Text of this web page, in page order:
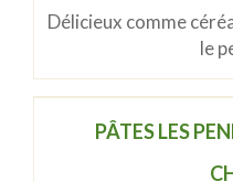
Délicieux comme
le
PÂTES LES